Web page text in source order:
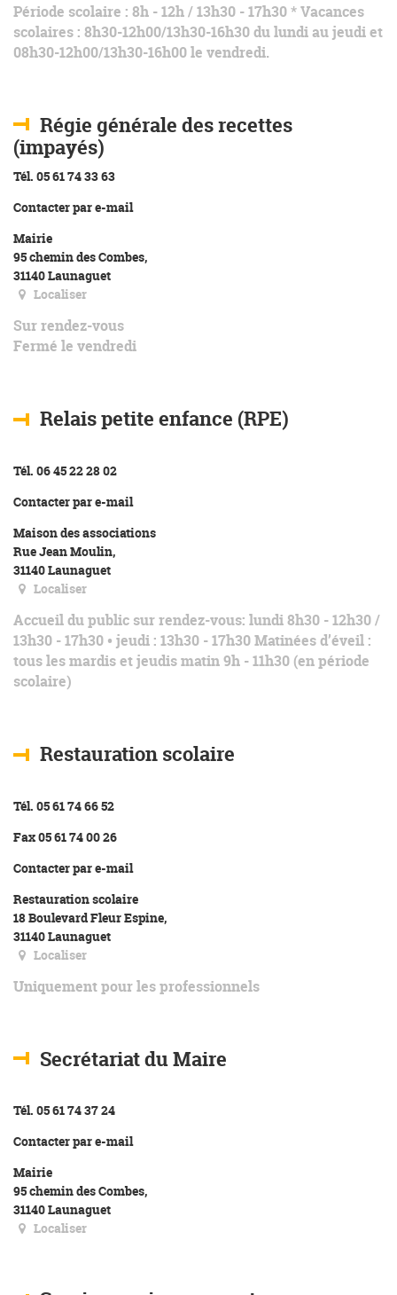
Période scolaire : 8h - 12h / 13h30 - 17h30 * Vacances
scolaires : 8h30-12h00/13h30-16h30 du lundi au jeudi et
08h30-12h00/13h30-16h00 le vendredi.
Régie générale des recettes
(impayés)
Tél. 05 61 74 33 63
Contacter par e-mail
Mairie
95 chemin des Combes,
31140 Launaguet
Localiser
Sur rendez-vous
Fermé le vendredi
Relais petite enfance (RPE)
Tél. 06 45 22 28 02
Contacter par e-mail
Maison des associations
Rue Jean Moulin,
31140 Launaguet
Localiser
Accueil du public sur rendez-vous: lundi 8h30 - 12h30 /
13h30 - 17h30 • jeudi : 13h30 - 17h30 Matinées d’éveil :
tous les mardis et jeudis matin 9h - 11h30 (en période
scolaire)
Restauration scolaire
Tél. 05 61 74 66 52
Fax 05 61 74 00 26
Contacter par e-mail
Restauration scolaire
18 Boulevard Fleur Espine,
31140 Launaguet
Localiser
Uniquement pour les professionnels
Secrétariat du Maire
Tél. 05 61 74 37 24
Contacter par e-mail
Mairie
95 chemin des Combes,
31140 Launaguet
Localiser